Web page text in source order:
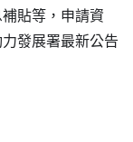
貼等，申請資
發展署最新公告